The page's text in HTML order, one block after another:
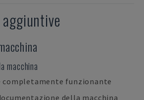
macchina
completamente funzionante
della macchina